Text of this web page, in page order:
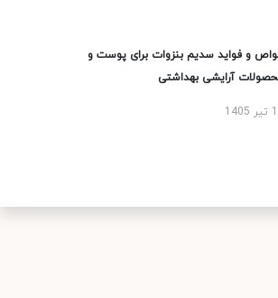
و فواید سدیم بنزوات برای پوست و
آرایشی بهداشتی